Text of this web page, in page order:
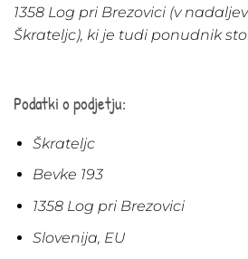
1358 Log pri Brezovici (v
Škrateljc), ki je tudi ponudnik
Podatki o podjetju:
Škrateljc
Bevke 193
1358 Log pri Brezovici
Slovenija, EU